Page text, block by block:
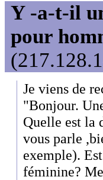
Y -a-t-il
pour
Je viens de
"Bonjour.
Quelle est la
vous parle
exemple).
féminine?